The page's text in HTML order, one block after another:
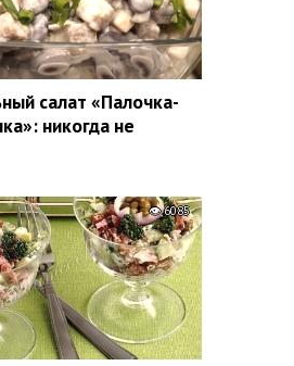
салат «Палочка-
никогда не
6085